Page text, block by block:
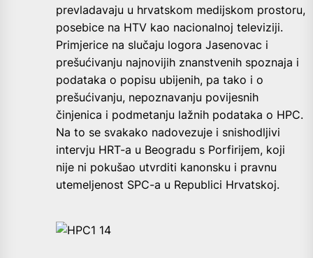
prevladavaju u hrvatskom medijskom prostoru,
posebice na HTV kao nacionalnoj televiziji.
Primjerice na slučaju logora Jasenovac i
prešućivanju najnovijih znanstvenih spoznaja i
podataka o popisu ubijenih, pa tako i o
prešućivanju, nepoznavanju povijesnih
činjenica i podmetanju lažnih podataka o HPC.
Na to se svakako nadovezuje i snishodljivi
intervju HRT-a u Beogradu s Porfirijem, koji
nije ni pokušao utvrditi kanonsku i pravnu
utemeljenost SPC-a u Republici Hrvatskoj.